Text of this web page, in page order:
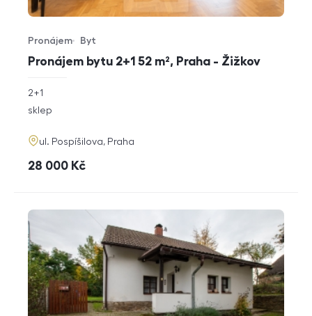
Pronájem bytu 2+1 52 m², Praha - Žižkov
Typ nabídky
Pronájem
Typ nemovitosti
Byt
rozměry
2+1
funkce
sklep
adresa
ul. Pospíšilova, Praha
cena
28 000 Kč